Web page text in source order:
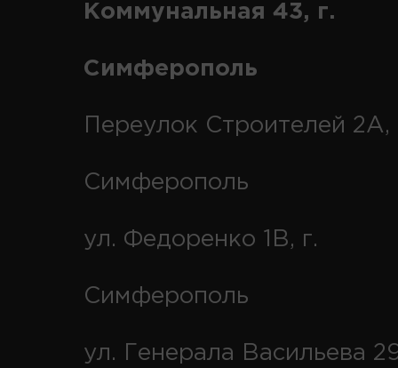
Коммунальная 43, г.
Симферополь
Переулок Строителей 2А,
Симферополь
ул. Федоренко 1В, г.
Симферополь
ул. Генерала Васильева